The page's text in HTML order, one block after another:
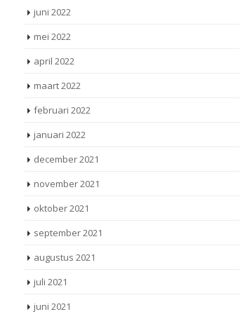
juni 2022
mei 2022
april 2022
maart 2022
februari 2022
januari 2022
december 2021
november 2021
oktober 2021
september 2021
augustus 2021
juli 2021
juni 2021